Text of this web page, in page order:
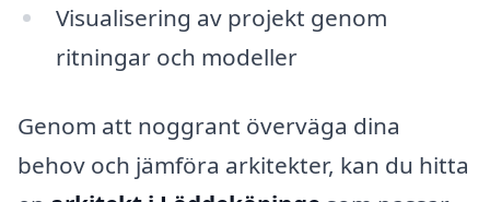
Visualisering av projekt genom
ritningar och modeller
Genom att noggrant överväga dina
behov och jämföra arkitekter, kan du hitta